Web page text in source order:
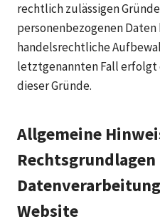
rechtlich zulässigen
personenbezogenen
handelsrechtliche
letztgenannten Fall erfolgt
dieser Gründe.
Allgemeine
Website